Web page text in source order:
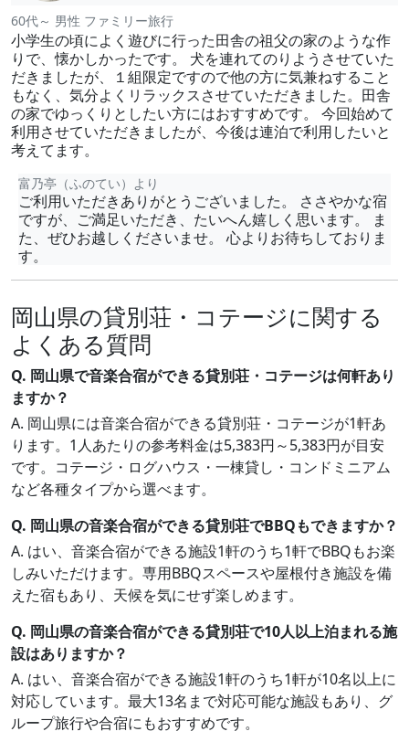
60代～ 男性 ファミリー旅行
小学生の頃によく遊びに行った田舎の祖父の家のような作
りで、懐かしかったです。 犬を連れてのりようさせていた
だきましたが、１組限定ですので他の方に気兼ねすること
もなく、気分よくリラックスさせていただきました。田舎
の家でゆっくりとしたい方にはおすすめです。 今回始めて
利用させていただきましたが、今後は連泊で利用したいと
考えてます。
富乃亭（ふのてい）より
ご利用いただきありがとうございました。 ささやかな宿
ですが、ご満足いただき、たいへん嬉しく思います。 ま
た、ぜひお越しくださいませ。 心よりお待ちしておりま
す。
岡山県の貸別荘・コテージに関する
よくある質問
Q. 岡山県で音楽合宿ができる貸別荘・コテージは何軒あり
ますか？
A. 岡山県には音楽合宿ができる貸別荘・コテージが1軒あ
ります。1人あたりの参考料金は5,383円～5,383円が目安
です。コテージ・ログハウス・一棟貸し・コンドミニアム
など各種タイプから選べます。
Q. 岡山県の音楽合宿ができる貸別荘でBBQもできますか？
A. はい、音楽合宿ができる施設1軒のうち1軒でBBQもお楽
しみいただけます。専用BBQスペースや屋根付き施設を備
えた宿もあり、天候を気にせず楽しめます。
Q. 岡山県の音楽合宿ができる貸別荘で10人以上泊まれる施
設はありますか？
A. はい、音楽合宿ができる施設1軒のうち1軒が10名以上に
対応しています。最大13名まで対応可能な施設もあり、グ
ループ旅行や合宿にもおすすめです。